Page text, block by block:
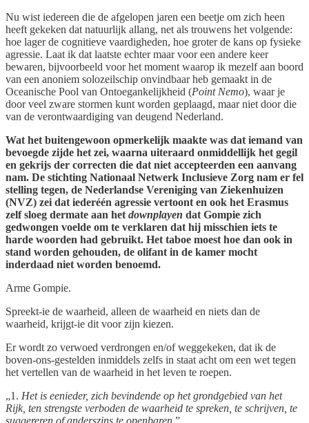
Nu wist iedereen die de afgelopen jaren een beetje om zich heen
heeft gekeken dat natuurlijk allang, net als trouwens het volgende:
hoe lager de cognitieve vaardigheden, hoe groter de kans op fysieke
agressie. Laat ik dat laatste echter maar voor een andere keer
bewaren, bijvoorbeeld voor het moment waarop ik mezelf aan boord
van een anoniem solozeilschip onvindbaar heb gemaakt in de
Oceanische Pool van Ontoegankelijkheid (Point Nemo), waar je
door veel zware stormen kunt worden geplaagd, maar niet door die
van de verontwaardiging van deugend Nederland.
Wat het buitengewoon opmerkelijk maakte was dat iemand van
bevoegde zijde het zei, waarna uiteraard onmiddellijk het gegil
en gekrijs der correcten die dat niet accepteerden een aanvang
nam. De stichting Nationaal Netwerk Inclusieve Zorg nam er fel
stelling tegen, de Nederlandse Vereniging van Ziekenhuizen
(NVZ) zei dat iederéén agressie vertoont en ook het Erasmus
zelf sloeg dermate aan het downplayen dat Gompie zich
gedwongen voelde om te verklaren dat hij misschien iets te
harde woorden had gebruikt. Het taboe moest hoe dan ook in
stand worden gehouden, de olifant in de kamer mocht
inderdaad niet worden benoemd.
Arme Gompie.
Spreekt-ie de waarheid, alleen de waarheid en niets dan de
waarheid, krijgt-ie dit voor zijn kiezen.
Er wordt zo verwoed verdrongen en/of weggekeken, dat ik de
boven-ons-gestelden inmiddels zelfs in staat acht om een wet tegen
het vertellen van de waarheid in het leven te roepen.
„1. Het is eenieder, zich bevindende op het grondgebied van het
Rijk, ten strengste verboden de waarheid te spreken, te schrijven, te
suggereren of anderszins te openbaren.”